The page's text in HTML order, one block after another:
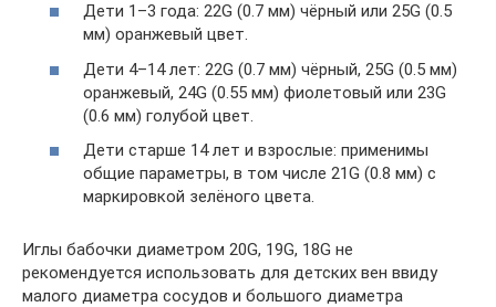
Дети 1–3 года: 22G (0.7 мм) чёрный или 25G (0.5
мм) оранжевый цвет.
Дети 4–14 лет: 22G (0.7 мм) чёрный, 25G (0.5 мм)
оранжевый, 24G (0.55 мм) фиолетовый или 23G
(0.6 мм) голубой цвет.
Дети старше 14 лет и взрослые: применимы
общие параметры, в том числе 21G (0.8 мм) с
маркировкой зелёного цвета.
Иглы бабочки диаметром 20G, 19G, 18G не
рекомендуется использовать для детских вен ввиду
малого диаметра сосудов и большого диаметра